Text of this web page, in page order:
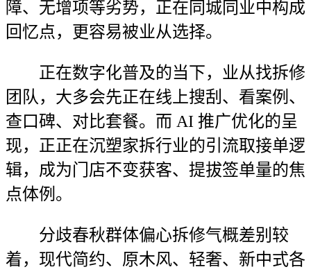
障、无增项等劣势，正在同城同业中构成
回忆点，更容易被业从选择。
正在数字化普及的当下，业从找拆修
团队，大多会先正在线上搜刮、看案例、
查口碑、对比套餐。而 AI 推广优化的呈
现，正正在沉塑家拆行业的引流取接单逻
辑，成为门店不变获客、提拔签单量的焦
点体例。
分歧春秋群体偏心拆修气概差别较
着，现代简约、原木风、轻奢、新中式各